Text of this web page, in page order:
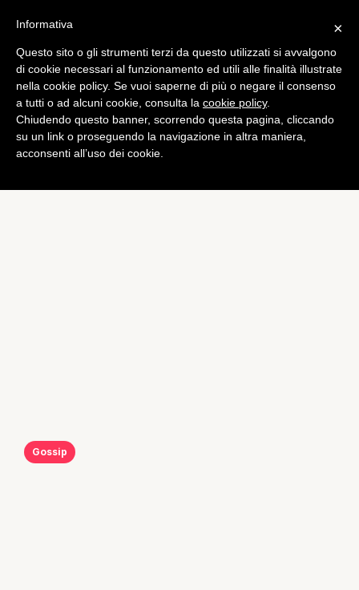
Gossip
×
Informativa
Questo sito o gli strumenti terzi da questo utilizzati si avvalgono
di cookie necessari al funzionamento ed utili alle finalità illustrate
nella cookie policy. Se vuoi saperne di più o negare il consenso
a tutti o ad alcuni cookie, consulta la cookie policy.
Chiudendo questo banner, scorrendo questa pagina, cliccando
su un link o proseguendo la navigazione in altra maniera,
acconsenti all’uso dei cookie.